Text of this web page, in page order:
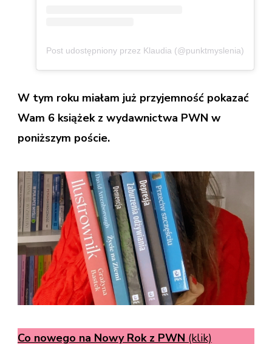
Post udostępniony przez Klaudia (@punktmyslenia)
W tym roku miałam już przyjemność pokazać
Wam 6 książek z wydawnictwa PWN w
poniższym poście.
Co nowego na Nowy Rok z PWN (klik)